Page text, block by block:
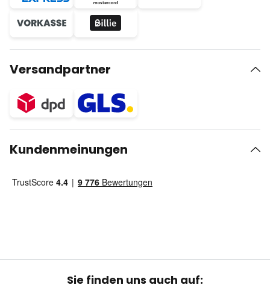
Versandpartner
Kundenmeinungen
Sie finden uns auch auf: